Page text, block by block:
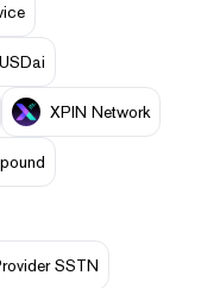
USDai
XPIN Network
SSTN